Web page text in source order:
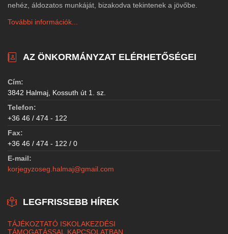
nehéz, áldozatos munkáját, bizakodva tekintenek a jövőbe.
További információk...
AZ ÖNKORMÁNYZAT ELÉRHETŐSÉGEI
Cím:
3842 Halmaj, Kossuth út 1. sz.
Telefon:
+36 46 / 474 - 122
Fax:
+36 46 / 474 - 122 / 0
E-mail:
korjegyzoseg.halmaj@gmail.com
LEGFRISSEBB HÍREK
TÁJÉKOZTATÓ ISKOLAKEZDÉSI
TÁMOGATÁSSAL KAPCSOLATBAN